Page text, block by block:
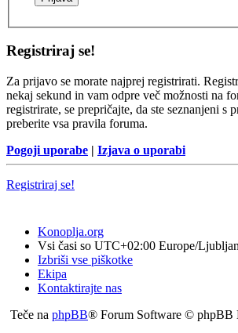
Registriraj se!
Za prijavo se morate najprej registrirati.
nekaj sekund in vam odpre več možnosti na
registrirate, se prepričajte, da ste seznanjeni s
preberite vsa pravila foruma.
Pogoji uporabe | Izjava o uporabi
Registriraj se!
Konoplja.org
Vsi časi so UTC+02:00 Europe/
Izbriši vse piškotke
Ekipa
Kontaktirajte nas
Teče na phpBB® Forum Software © phpBB